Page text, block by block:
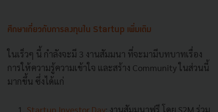
ศึกษาเกี่ยวกับการลงทุนใน Startup เพิ่มเติม
ในเร็วๆ นี้ กำลังจะมี 3 งานสัมมนา ที่จะมามีบทบาทเรื่อง
การให้ความรู้ความเข้าใจ และสร้าง Community ในส่วนนี้
มากขึ้น ซึ่งได้แก่
Startup Investor Day: งานสัมมนาฟรี โดย S2M ร่วม